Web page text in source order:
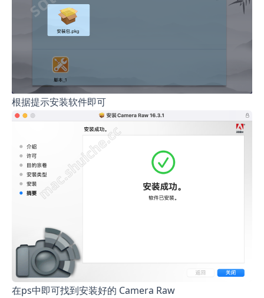
根据提示安装软件即可
在ps中即可找到安装好的 Camera Raw